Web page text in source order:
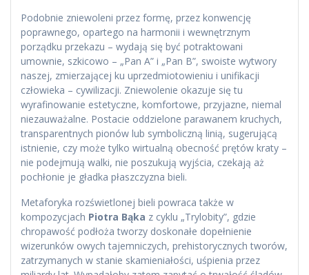
Podobnie zniewoleni przez formę, przez konwencję
poprawnego, opartego na harmonii i wewnętrznym
porządku przekazu – wydają się być potraktowani
umownie, szkicowo – „Pan A” i „Pan B”, swoiste wytwory
naszej, zmierzającej ku uprzedmiotowieniu i unifikacji
człowieka – cywilizacji. Zniewolenie okazuje się tu
wyrafinowanie estetyczne, komfortowe, przyjazne, niemal
niezauważalne. Postacie oddzielone parawanem kruchych,
transparentnych pionów lub symboliczną linią, sugerującą
istnienie, czy może tylko wirtualną obecność prętów kraty –
nie podejmują walki, nie poszukują wyjścia, czekają aż
pochłonie je gładka płaszczyzna bieli.
Metaforyka rozświetlonej bieli powraca także w
kompozycjach Piotra Bąka z cyklu „Trylobity”, gdzie
chropawość podłoża tworzy doskonałe dopełnienie
wizerunków owych tajemniczych, prehistorycznych tworów,
zatrzymanych w stanie skamieniałości, uśpienia przez